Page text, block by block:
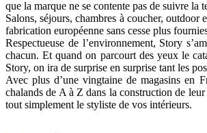
que la marque ne se contente pas de suivre la
Salons, séjours, chambres à coucher,
fabrication européenne sans cesse plus
Respectueuse de l’environnement, Story
chacun. Et quand on parcourt des yeux le
Story, on ira de surprise en surprise tant les
Avec plus d’une vingtaine de magasins en
chalands de A à Z dans la construction de
tout simplement le styliste de vos intérieurs.